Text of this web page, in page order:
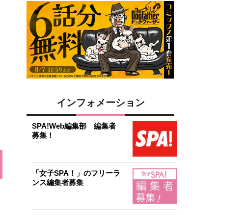
インフォメーション
SPA!Web編集部 編集者
募集！
「女子SPA！」のフリーラ
ンス編集者募集